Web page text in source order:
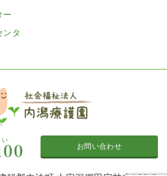
ー
タ
い
お問い合わせ